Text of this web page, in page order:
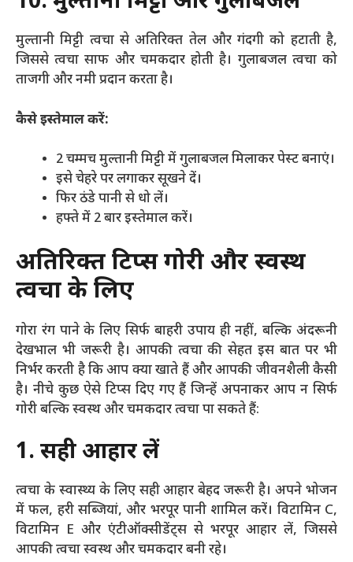
मुल्तानी मिट्टी त्वचा से अतिरिक्त तेल और गंदगी को हटाती है,
जिससे त्वचा साफ और चमकदार होती है। गुलाबजल त्वचा को
ताजगी और नमी प्रदान करता है।
कैसे इस्तेमाल करें:
2 चम्मच मुल्तानी मिट्टी में गुलाबजल मिलाकर पेस्ट बनाएं।
इसे चेहरे पर लगाकर सूखने दें।
फिर ठंडे पानी से धो लें।
हफ्ते में 2 बार इस्तेमाल करें।
अतिरिक्त टिप्स गोरी और स्वस्थ
त्वचा के लिए
गोरा रंग पाने के लिए सिर्फ बाहरी उपाय ही नहीं, बल्कि अंदरूनी
देखभाल भी जरूरी है। आपकी त्वचा की सेहत इस बात पर भी
निर्भर करती है कि आप क्या खाते हैं और आपकी जीवनशैली कैसी
है। नीचे कुछ ऐसे टिप्स दिए गए हैं जिन्हें अपनाकर आप न सिर्फ
गोरी बल्कि स्वस्थ और चमकदार त्वचा पा सकते हैं:
1. सही आहार लें
त्वचा के स्वास्थ्य के लिए सही आहार बेहद जरूरी है। अपने भोजन
में फल, हरी सब्जियां, और भरपूर पानी शामिल करें। विटामिन C,
विटामिन E और एंटीऑक्सीडेंट्स से भरपूर आहार लें, जिससे
आपकी त्वचा स्वस्थ और चमकदार बनी रहे।